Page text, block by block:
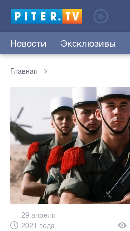
Новости Эксклюзивы
Главная
29 апреля
2021 года,